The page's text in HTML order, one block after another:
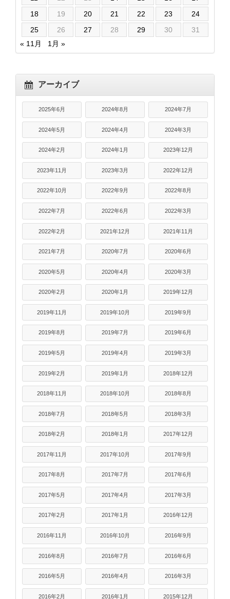
18
19 20 21 22 23
24
25
26 27 28 29 30
31
« 11月
1月 »
アーカイブ
2025年6月 2024年8月 2024年7月
2024年5月 2024年4月 2024年3月
2024年2月 2024年1月 2023年12月
2023年11月 2023年3月 2022年12月
2022年10月 2022年9月 2022年8月
2022年7月 2022年6月 2022年3月
2022年2月 2021年12月 2021年11月
2021年7月 2020年7月 2020年6月
2020年5月 2020年4月 2020年3月
2020年2月 2020年1月 2019年12月
2019年11月 2019年10月 2019年9月
2019年8月 2019年7月 2019年6月
2019年5月 2019年4月 2019年3月
2019年2月 2019年1月 2018年12月
2018年11月 2018年10月 2018年8月
2018年7月 2018年5月 2018年3月
2018年2月 2018年1月 2017年12月
2017年11月 2017年10月 2017年9月
2017年8月 2017年7月 2017年6月
2017年5月 2017年4月 2017年3月
2017年2月 2017年1月 2016年12月
2016年11月 2016年10月 2016年9月
2016年8月 2016年7月 2016年6月
2016年5月 2016年4月 2016年3月
2016年2月 2016年1月 2015年12月